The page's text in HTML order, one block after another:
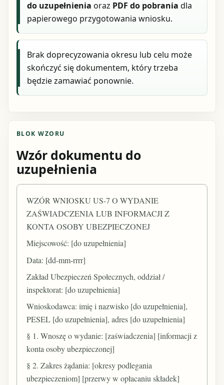
do uzupełnienia oraz PDF do pobrania dla
papierowego przygotowania wniosku.
Brak doprecyzowania okresu lub celu może
skończyć się dokumentem, który trzeba
będzie zamawiać ponownie.
BLOK WZORU
Wzór dokumentu do
uzupełnienia
WZÓR WNIOSKU US-7 O WYDANIE
ZAŚWIADCZENIA LUB INFORMACJI Z
KONTA OSOBY UBEZPIECZONEJ
Miejscowość: [do uzupełnienia]
Data: [dd-mm-rrrr]
Zakład Ubezpieczeń Społecznych, oddział /
inspektorat: [do uzupełnienia]
Wnioskodawca: imię i nazwisko [do uzupełnienia],
PESEL [do uzupełnienia], adres [do uzupełnienia]
§ 1. Wnoszę o wydanie: [zaświadczenia] [informacji z
konta osoby ubezpieczonej]
§ 2. Zakres żądania: [okresy podlegania
ubezpieczeniom] [przerwy w opłacaniu składek]